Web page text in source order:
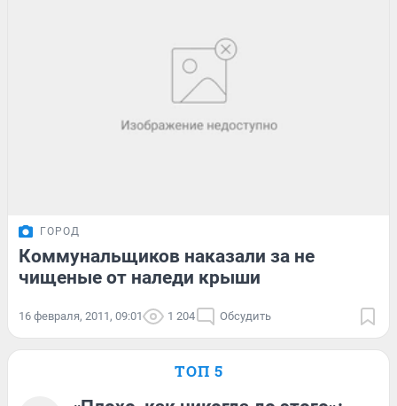
ГОРОД
Коммунальщиков наказали за не
чищеные от наледи крыши
16 февраля, 2011, 09:01 1 204 Обсудить
ТОП 5